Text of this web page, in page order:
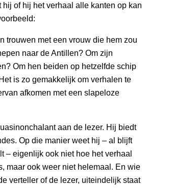
of hij het verhaal alle kanten op kan
trouwen met een vrouw die hem zou
naar de Antillen? Om zijn
Om hen beiden op hetzelfde schip
is zo gemakkelijk om verhalen te
afkomen met een slapeloze
aan de lezer. Hij biedt
Op die manier weet hij – al blijft
– eigenlijk ook niet hoe het verhaal
maar ook weer niet helemaal. En wie
verteller of de lezer, uiteindelijk staat